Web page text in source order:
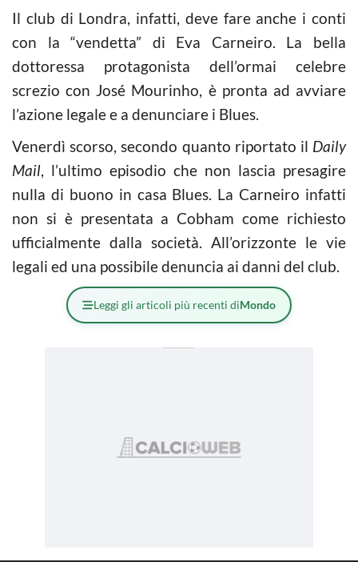
Il club di Londra, infatti, deve fare anche i conti
con la “vendetta” di Eva Carneiro. La bella
dottoressa protagonista dell’ormai celebre
screzio con José Mourinho, è pronta ad avviare
l’azione legale e a denunciare i Blues.
Venerdì scorso, secondo quanto riportato il Daily
Mail, l’ultimo episodio che non lascia presagire
nulla di buono in casa Blues. La Carneiro infatti
non si è presentata a Cobham come richiesto
ufficialmente dalla società. All’orizzonte le vie
legali ed una possibile denuncia ai danni del club.
Leggi gli articoli più recenti diMondo